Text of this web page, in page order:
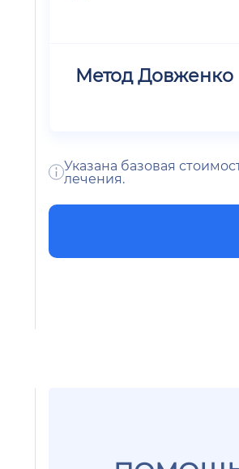
Метод Довженко
Указана базовая
лечения.